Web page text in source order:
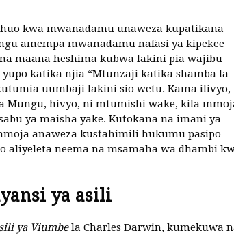
kwa mwanadamu unaweza kupatikana
amempa mwanadamu nafasi ya kipekee
maana heshima kubwa lakini pia wajibu
katika njia “Mtunzaji katika shamba la
uumbaji lakini sio wetu. Kama ilivyo,
Mungu, hivyo, ni mtumishi wake, kila
ya maisha yake. Kutokana na imani ya
anaweza kustahimili hukumu pasipo
aliyeleta neema na msamaha wa dhambi
ya asili
ya Viumbela Charles Darwin, kumekuwa